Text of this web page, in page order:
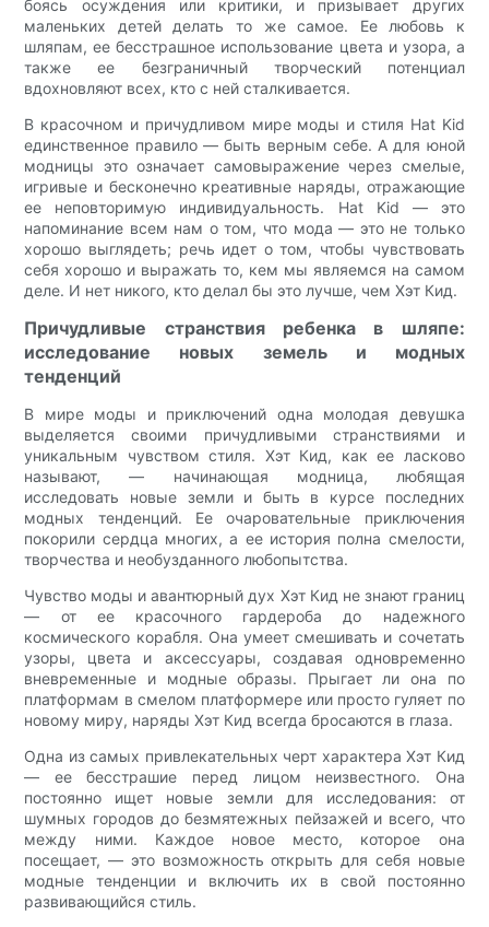
боясь осуждения или критики, и призывает других
маленьких детей делать то же самое. Ее любовь к
шляпам, ее бесстрашное использование цвета и узора, а
также ее безграничный творческий потенциал
вдохновляют всех, кто с ней сталкивается.
В красочном и причудливом мире моды и стиля Hat Kid
единственное правило — быть верным себе. А для юной
модницы это означает самовыражение через смелые,
игривые и бесконечно креативные наряды, отражающие
ее неповторимую индивидуальность. Hat Kid — это
напоминание всем нам о том, что мода — это не только
хорошо выглядеть; речь идет о том, чтобы чувствовать
себя хорошо и выражать то, кем мы являемся на самом
деле. И нет никого, кто делал бы это лучше, чем Хэт Кид.
Причудливые странствия ребенка в шляпе:
исследование новых земель и модных
тенденций
В мире моды и приключений одна молодая девушка
выделяется своими причудливыми странствиями и
уникальным чувством стиля. Хэт Кид, как ее ласково
называют, — начинающая модница, любящая
исследовать новые земли и быть в курсе последних
модных тенденций. Ее очаровательные приключения
покорили сердца многих, а ее история полна смелости,
творчества и необузданного любопытства.
Чувство моды и авантюрный дух Хэт Кид не знают границ
— от ее красочного гардероба до надежного
космического корабля. Она умеет смешивать и сочетать
узоры, цвета и аксессуары, создавая одновременно
вневременные и модные образы. Прыгает ли она по
платформам в смелом платформере или просто гуляет по
новому миру, наряды Хэт Кид всегда бросаются в глаза.
Одна из самых привлекательных черт характера Хэт Кид
— ее бесстрашие перед лицом неизвестного. Она
постоянно ищет новые земли для исследования: от
шумных городов до безмятежных пейзажей и всего, что
между ними. Каждое новое место, которое она
посещает, — это возможность открыть для себя новые
модные тенденции и включить их в свой постоянно
развивающийся стиль.